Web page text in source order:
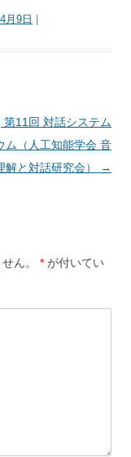
月9日
第11回 対話システム
ム（人工知能学会 音
解と対話研究会）
→
ん。 * が付いてい